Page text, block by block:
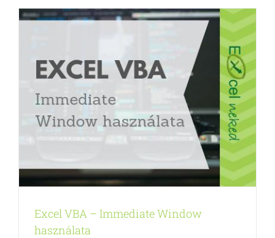
Excel VBA – Immediate Window
használata